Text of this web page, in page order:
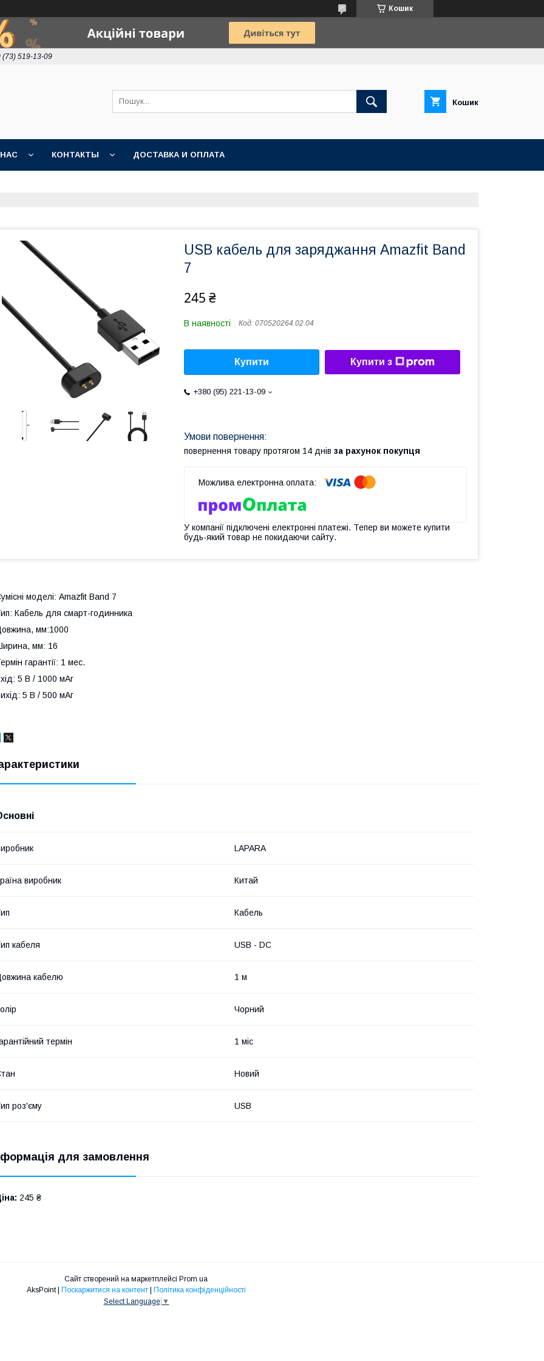
Кошик
(73) 519-13-09
Кошик
КОНТАКТЫ ДОСТАВКА И ОПЛАТА
USB кабель для заряджання Amazfit Band
7
245 ₴
В наявності Код: 070520264.02.04
Купити Купити з
+380 (95) 221-13-09
повернення товару протягом 14 днів за рахунок покупця
У компанії підключені електронні платежі. Тепер ви можете купити
будь-який товар не покидаючи сайту.
моделі: Amazfit Band 7
Кабель для смарт-годинника
мм:1000
мм: 16
гарантії: 1 мес.
5 В / 1000 мАг
5 В / 500 мАг
LAPARA
виробник Китай
Кабель
кабеля USB - DC
кабелю 1 м
Чорний
термін 1 міс
Новий
роз'єму USB
для замовлення
245 ₴
Сайт створений на маркетплейсі Prom.ua
AksPoint | Поскаржитися на контент | Політика конфіденційності
Select Language ▼